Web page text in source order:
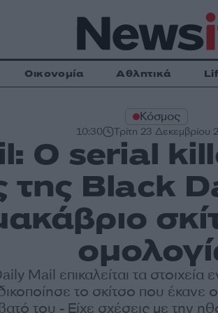
Οικονομία Αθλητικά
Κόσμος
10:30 Τρίτη 23 Δεκεμβρίου
Ο serial
Black
Mail επικαλείται τα
το σκίτσο που έκανε
του - Είχε σχέσεις με την